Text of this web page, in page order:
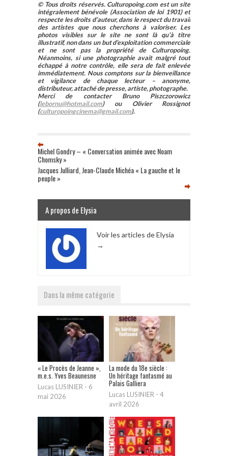
© Tous droits réservés. Culturopoing.com est un site
intégralement bénévole (Association de loi 1901) et
respecte les droits d’auteur, dans le respect du travail
des artistes que nous cherchons à valoriser. Les
photos visibles sur le site ne sont là qu’à titre
illustratif, non dans un but d’exploitation commerciale
et ne sont pas la propriété de Culturopoing.
Néanmoins, si une photographie avait malgré tout
échappé à notre contrôle, elle sera de fait enlevée
immédiatement. Nous comptons sur la bienveillance
et vigilance de chaque lecteur – anonyme,
distributeur, attaché de presse, artiste, photographe.
Merci de contacter Bruno Piszczorowicz
(lebornu@hotmail.com) ou Olivier Rossignot
(culturopoingcinema@gmail.com).
Michel Gondry – « Conversation animée avec Noam
Chomsky »
Jacques Julliard, Jean-Claude Michéa « La gauche et le
peuple »
A propos de Elysia
Voir les articles de Elysia
→
Dans la même catégorie
« Le Procès de Jeanne »,
m.e.s. Yves Beaunesne
Lucas LUSINIER - 6
mai 2026
La mode du 18e siècle :
Un héritage fantasmé au
Palais Galliera
Lucas LUSINIER - 4
avril 2026